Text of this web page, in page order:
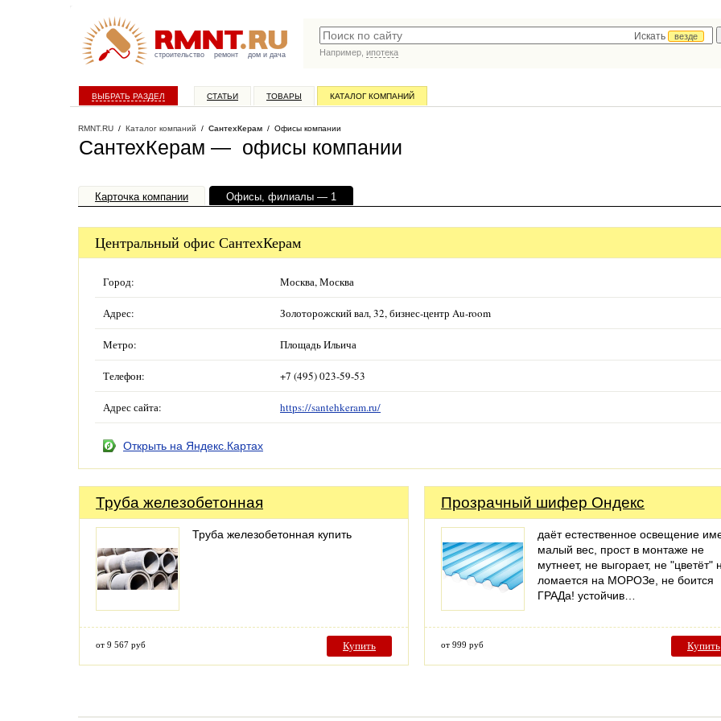
строительство ремонт дом и дача
Искать
везде
Например, ипотека
ВЫБРАТЬ РАЗДЕЛ СТАТЬИ ТОВАРЫ КАТАЛОГ КОМПАНИЙ
RMNT.RU / Каталог компаний / СантехКерам / Офисы компании
СантехКерам — офисы компании
Карточка компании Офисы, филиалы — 1
Центральный офис СантехКерам
Город: Москва, Москва
Адрес: Золоторожский вал, 32, бизнес-центр Au-room
Метро: Площадь Ильича
Телефон: +7 (495) 023-59-53
Адрес сайта: https://santehkeram.ru/
Открыть на Яндекс.Картах
Труба железобетонная
Труба железобетонная купить
от 9 567 руб Купить
Прозрачный шифер Ондекс
даёт естественное освещение
малый вес, прост в монтаже не
мутнеет, не выгорает, не "цветёт"
ломается на МОРОЗе, не боится
ГРАДа! устойчив…
от 999 руб Купить